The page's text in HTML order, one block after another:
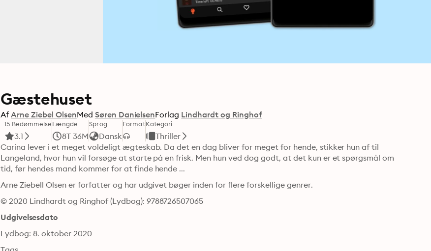
Gæstehuset
Af Arne Ziebel OlsenMed Søren DanielsenForlag Lindhardt og Ringhof
15 Bedømmelse
3.1
Længde
8T 36M
Sprog
Dansk
FormatKategori
Thriller
Carina lever i et meget voldeligt ægteskab. Da det en dag bliver for meget for hende, stikker hun af til
Langeland, hvor hun vil forsøge at starte på en frisk. Men hun ved dog godt, at det kun er et spørgsmål om
tid, før hendes mand kommer for at finde hende ...
Arne Ziebell Olsen er forfatter og har udgivet bøger inden for flere forskellige genrer.
© 2020 Lindhardt og Ringhof (Lydbog): 9788726507065
Udgivelsesdato
Lydbog: 8. oktober 2020